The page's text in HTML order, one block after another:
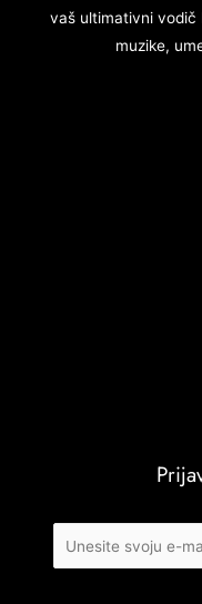
vaš ultimativni vodič
muzike,